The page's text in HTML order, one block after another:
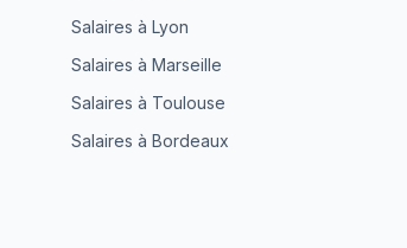
Salaires à Lyon
Salaires à Marseille
Salaires à Toulouse
Salaires à Bordeaux